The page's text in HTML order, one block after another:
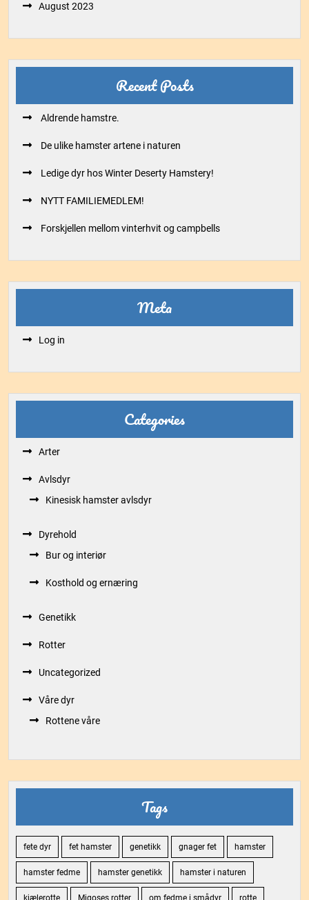
August 2023
Recent Posts
Aldrende hamstre.
De ulike hamster artene i naturen
Ledige dyr hos Winter Deserty Hamstery!
NYTT FAMILIEMEDLEM!
Forskjellen mellom vinterhvit og campbells
Meta
Log in
Categories
Arter
Avlsdyr
Kinesisk hamster avlsdyr
Dyrehold
Bur og interiør
Kosthold og ernæring
Genetikk
Rotter
Uncategorized
Våre dyr
Rottene våre
Tags
fete dyr fet hamster genetikk gnager fet hamster
hamster fedme hamster genetikk hamster i naturen
kjælerotte Migoses rotter om fedme i smådyr rotte